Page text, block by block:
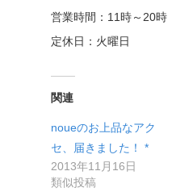
営業時間：11時～20時
定休日：火曜日
関連
noueのお上品なアク
セ、届きました！ *
2013年11月16日
類似投稿